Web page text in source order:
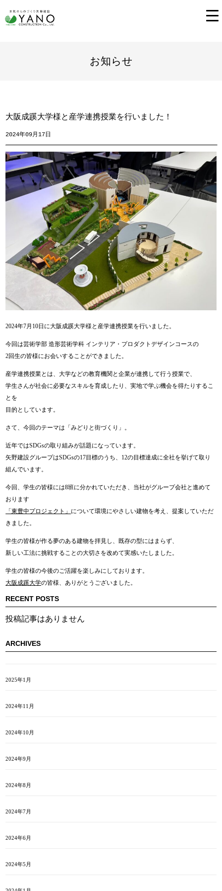
お知らせ
大阪成蹊大学様と産学連携授業を行いました！
2024年09月17日
2024年7月10日に大阪成蹊大学様と産学連携授業を行いました。
今回は芸術学部 造形芸術学科 インテリア・プロダクトデザインコースの
2回生の皆様にお会いすることができました。
産学連携授業とは、大学などの教育機関と企業が連携して行う授業で、
学生さんが社会に必要なスキルを育成したり、実地で学ぶ機会を得たりするこ
とを
目的としています。
さて、今回のテーマは「みどりと街づくり」。
近年ではSDGsの取り組みが話題になっています。
矢野建設グループはSDGsの17目標のうち、12の目標達成に全社を挙げて取り
組んでいます。
今回、学生の皆様には8班に分かれていただき、当社がグループ会社と進めて
おります
「東豊中プロジェクト」 について環境にやさしい建物を考え、提案していただ
きました。
学生の皆様が作る夢のある建物を拝見し、既存の型にはまらず、
新しい工法に挑戦することの大切さを改めて実感いたしました。
学生の皆様の今後のご活躍を楽しみにしております。
大阪成蹊大学の皆様、ありがとうございました。
RECENT POSTS
投稿記事はありません
ARCHIVES
2025年1月
2024年11月
2024年10月
2024年9月
2024年8月
2024年7月
2024年6月
2024年5月